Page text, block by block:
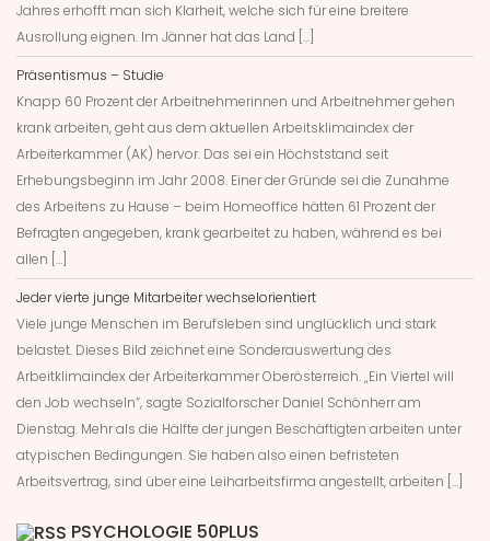
Jahres erhofft man sich Klarheit, welche sich für eine breitere
Ausrollung eignen. Im Jänner hat das Land […]
Präsentismus – Studie
Knapp 60 Prozent der Arbeitnehmerinnen und Arbeitnehmer gehen
krank arbeiten, geht aus dem aktuellen Arbeitsklimaindex der
Arbeiterkammer (AK) hervor. Das sei ein Höchststand seit
Erhebungsbeginn im Jahr 2008. Einer der Gründe sei die Zunahme
des Arbeitens zu Hause – beim Homeoffice hätten 61 Prozent der
Befragten angegeben, krank gearbeitet zu haben, während es bei
allen […]
Jeder vierte junge Mitarbeiter wechselorientiert
Viele junge Menschen im Berufsleben sind unglücklich und stark
belastet. Dieses Bild zeichnet eine Sonderauswertung des
Arbeitklimaindex der Arbeiterkammer Oberösterreich. „Ein Viertel will
den Job wechseln“, sagte Sozialforscher Daniel Schönherr am
Dienstag. Mehr als die Hälfte der jungen Beschäftigten arbeiten unter
atypischen Bedingungen. Sie haben also einen befristeten
Arbeitsvertrag, sind über eine Leiharbeitsfirma angestellt, arbeiten […]
PSYCHOLOGIE 50PLUS